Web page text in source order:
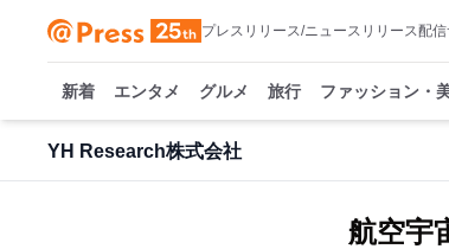
プレスリリース/ニュースリリース配
新着 エンタメ グルメ 旅行 ファッション・
YH Research株式会社
航空宇